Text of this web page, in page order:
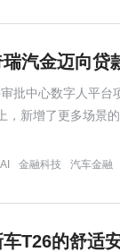
汽金迈向贷
批中心数字人平台
，新增了更多场景
汽车金融
金融科技
AI
T26的舒适